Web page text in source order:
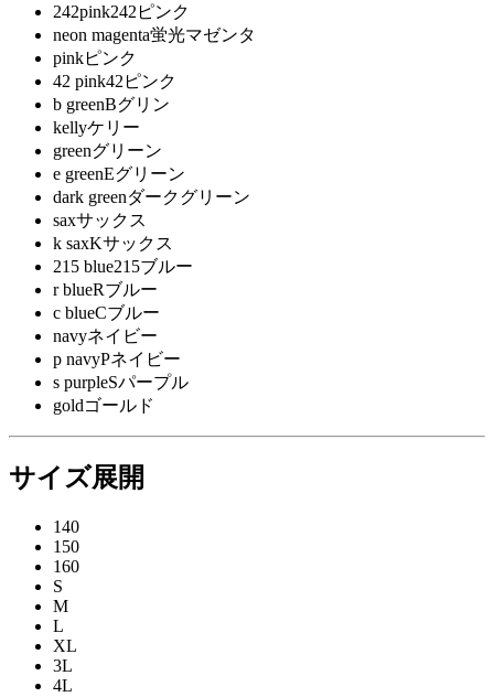
242pink242ピンク
neon magenta蛍光マゼンタ
pinkピンク
42 pink42ピンク
b greenBグリン
kellyケリー
greenグリーン
e greenEグリーン
dark greenダークグリーン
saxサックス
k saxKサックス
215 blue215ブルー
r blueRブルー
c blueCブルー
navyネイビー
p navyPネイビー
s purpleSパープル
goldゴールド
サイズ展開
140
150
160
S
M
L
XL
3L
4L